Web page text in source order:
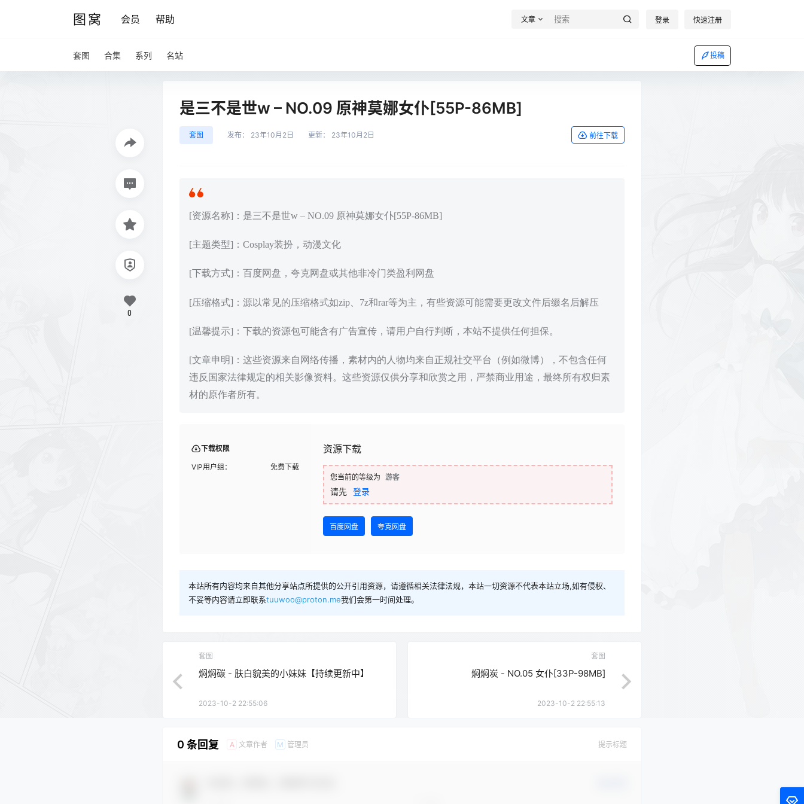
图窝 会员 帮助 文章 登录 快速注册
套图 合集 系列 名站 投稿
是三不是世w – NO.09 原神莫娜女仆[55P-86MB]
套图 发布： 23年10月2日 更新： 23年10月2日 前往下载
[资源名称]：是三不是世w – NO.09 原神莫娜女仆[55P-86MB]
[主题类型]：Cosplay装扮，动漫文化
[下载方式]：百度网盘，夸克网盘或其他非冷门类盈利网盘
[压缩格式]：源以常见的压缩格式如zip、7z和rar等为主，有些资源可能需要更改文件后缀名后解压
[温馨提示]：下载的资源包可能含有广告宣传，请用户自行判断，本站不提供任何担保。
[文章申明]：这些资源来自网络传播，素材内的人物均来自正规社交平台（例如微博），不包含任何
违反国家法律规定的相关影像资料。这些资源仅供分享和欣赏之用，严禁商业用途，最终所有权归素
材的原作者所有。
下载权限
VIP用户组： 免费下载
资源下载
您当前的等级为 游客
请先 登录
百度网盘 夸克网盘
本站所有内容均来自其他分享站点所提供的公开引用资源，请遵循相关法律法规，本站一切资源不代表本站立场,如有侵权、
不妥等内容请立即联系tuuwoo@proton.me我们会第一时间处理。
0
套图
焖焖碳 - 肤白貌美的小妹妹【持续更新中】
2023-10-2 22:55:06
套图
焖焖炭 - NO.05 女仆[33P-98MB]
2023-10-2 22:55:13
0 条回复 A 文章作者 M 管理员 提示标题